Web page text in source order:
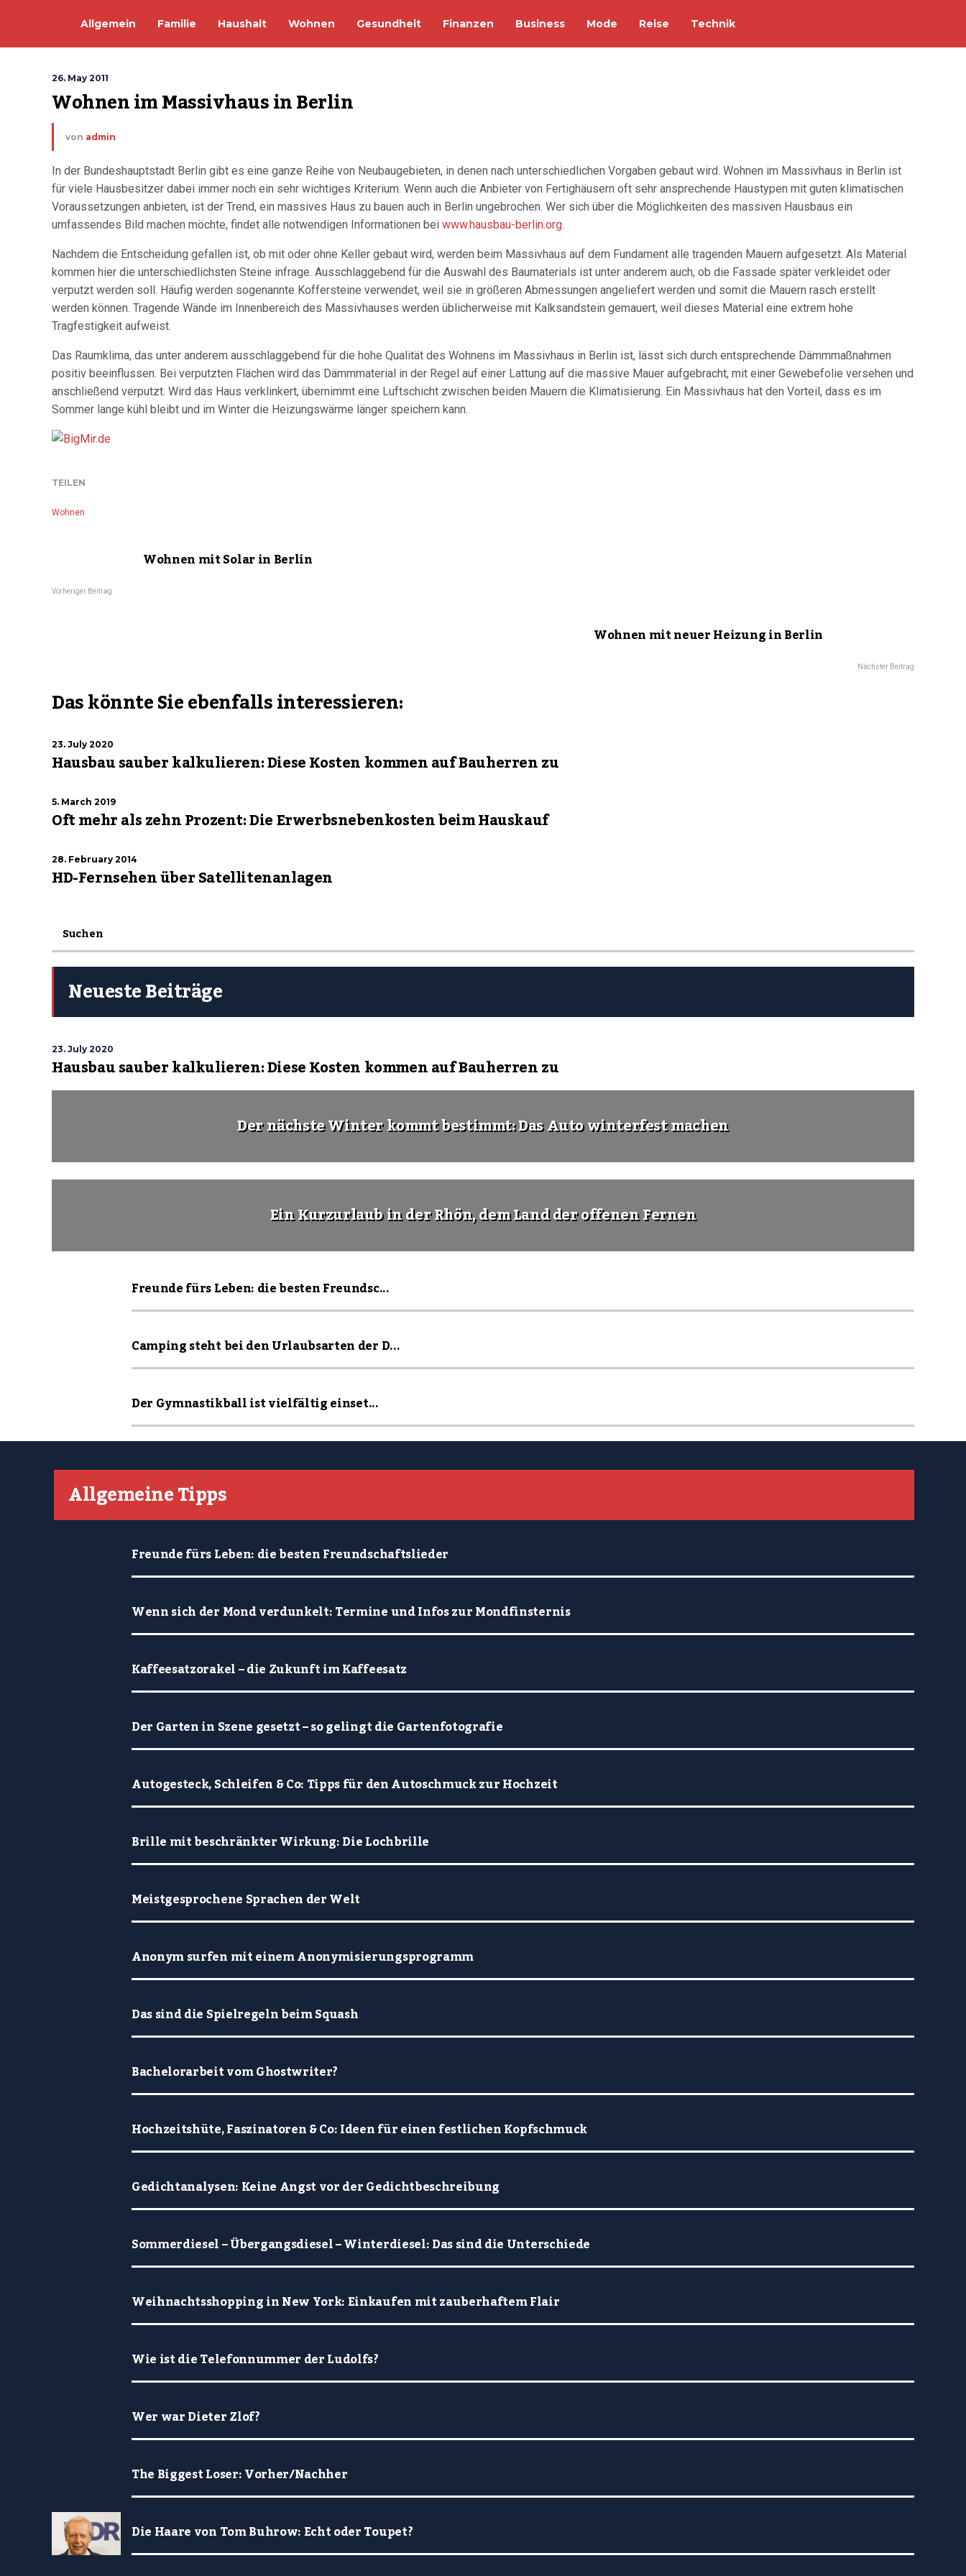
Allgemein Familie Haushalt Wohnen Gesundheit Finanzen Business Mode Reise Technik
26. May 2011
Wohnen im Massivhaus in Berlin
von admin
In der Bundeshauptstadt Berlin gibt es eine ganze Reihe von Neubaugebieten, in denen nach unterschiedlichen Vorgaben gebaut wird. Wohnen im Massivhaus in Berlin ist
für viele Hausbesitzer dabei immer noch ein sehr wichtiges Kriterium. Wenn auch die Anbieter von Fertighäusern oft sehr ansprechende Haustypen mit guten klimatischen
Voraussetzungen anbieten, ist der Trend, ein massives Haus zu bauen auch in Berlin ungebrochen. Wer sich über die Möglichkeiten des massiven Hausbaus ein
umfassendes Bild machen möchte, findet alle notwendigen Informationen bei www.hausbau-berlin.org.
Nachdem die Entscheidung gefallen ist, ob mit oder ohne Keller gebaut wird, werden beim Massivhaus auf dem Fundament alle tragenden Mauern aufgesetzt. Als Material
kommen hier die unterschiedlichsten Steine infrage. Ausschlaggebend für die Auswahl des Baumaterials ist unter anderem auch, ob die Fassade später verkleidet oder
verputzt werden soll. Häufig werden sogenannte Koffersteine verwendet, weil sie in größeren Abmessungen angeliefert werden und somit die Mauern rasch erstellt
werden können. Tragende Wände im Innenbereich des Massivhauses werden üblicherweise mit Kalksandstein gemauert, weil dieses Material eine extrem hohe
Tragfestigkeit aufweist.
Das Raumklima, das unter anderem ausschlaggebend für die hohe Qualität des Wohnens im Massivhaus in Berlin ist, lässt sich durch entsprechende Dämmmaßnahmen
positiv beeinflussen. Bei verputzten Flächen wird das Dämmmaterial in der Regel auf einer Lattung auf die massive Mauer aufgebracht, mit einer Gewebefolie versehen und
anschließend verputzt. Wird das Haus verklinkert, übernimmt eine Luftschicht zwischen beiden Mauern die Klimatisierung. Ein Massivhaus hat den Vorteil, dass es im
Sommer lange kühl bleibt und im Winter die Heizungswärme länger speichern kann.
TEILEN
Wohnen
Wohnen mit Solar in Berlin
Vorheriger Beitrag
Wohnen mit neuer Heizung in Berlin
Nächster Beitrag
Das könnte Sie ebenfalls interessieren:
23. July 2020
Hausbau sauber kalkulieren: Diese Kosten kommen auf Bauherren zu
5. March 2019
Oft mehr als zehn Prozent: Die Erwerbsnebenkosten beim Hauskauf
28. February 2014
HD-Fernsehen über Satellitenanlagen
Neueste Beiträge
23. July 2020
Hausbau sauber kalkulieren: Diese Kosten kommen auf Bauherren zu
Der nächste Winter kommt bestimmt: Das Auto winterfest machen
Ein Kurzurlaub in der Rhön, dem Land der offenen Fernen
Freunde fürs Leben: die besten Freundsc...
Camping steht bei den Urlaubsarten der D...
Der Gymnastikball ist vielfältig einset...
Allgemeine Tipps
Freunde fürs Leben: die besten Freundschaftslieder
Wenn sich der Mond verdunkelt: Termine und Infos zur Mondfinsternis
Kaffeesatzorakel – die Zukunft im Kaffeesatz
Der Garten in Szene gesetzt – so gelingt die Gartenfotografie
Autogesteck, Schleifen & Co: Tipps für den Autoschmuck zur Hochzeit
Brille mit beschränkter Wirkung: Die Lochbrille
Meistgesprochene Sprachen der Welt
Anonym surfen mit einem Anonymisierungsprogramm
Das sind die Spielregeln beim Squash
Bachelorarbeit vom Ghostwriter?
Hochzeitshüte, Faszinatoren & Co: Ideen für einen festlichen Kopfschmuck
Gedichtanalysen: Keine Angst vor der Gedichtbeschreibung
Sommerdiesel – Übergangsdiesel – Winterdiesel: Das sind die Unterschiede
Weihnachtsshopping in New York: Einkaufen mit zauberhaftem Flair
Wie ist die Telefonnummer der Ludolfs?
Wer war Dieter Zlof?
The Biggest Loser: Vorher/Nachher
Die Haare von Tom Buhrow: Echt oder Toupet?